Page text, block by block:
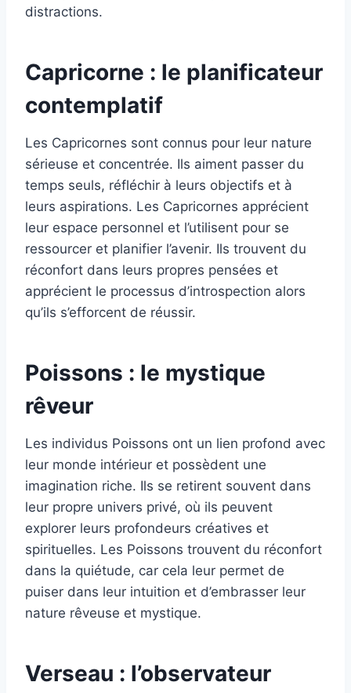
distractions.
Capricorne : le planificateur
contemplatif
Les Capricornes sont connus pour leur nature
sérieuse et concentrée. Ils aiment passer du
temps seuls, réfléchir à leurs objectifs et à
leurs aspirations. Les Capricornes apprécient
leur espace personnel et l’utilisent pour se
ressourcer et planifier l’avenir. Ils trouvent du
réconfort dans leurs propres pensées et
apprécient le processus d’introspection alors
qu’ils s’efforcent de réussir.
Poissons : le mystique
rêveur
Les individus Poissons ont un lien profond avec
leur monde intérieur et possèdent une
imagination riche. Ils se retirent souvent dans
leur propre univers privé, où ils peuvent
explorer leurs profondeurs créatives et
spirituelles. Les Poissons trouvent du réconfort
dans la quiétude, car cela leur permet de
puiser dans leur intuition et d’embrasser leur
nature rêveuse et mystique.
Verseau : l’observateur